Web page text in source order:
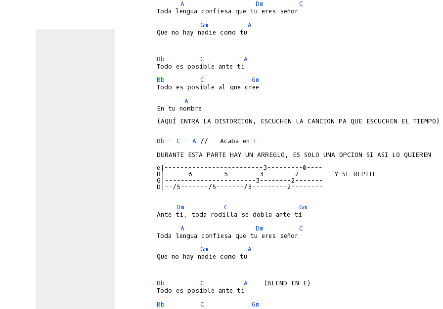
A Dm
C
Gm
A
Que no hay nadie como tu
Bb C
A
Bb
C
Gm
A
En tu nombre
(AQUÍ ENTRA LA DISTORCION, ESCUCHEN LA CANCION PA QUE ESCUCHEN EL TIEMPO)
Bb - C - A //   Acaba en F
DURANTE ESTA PARTE HAY UN ARREGLO, ES SOLO UNA OPCION SI ASI LO QUIEREN
e|-------------------------3---------0----
B|------6--------5--------3--------2------   Y SE REPITE
G|-----------------------3--------2-------
D|--/5-------/5-------/3---------2--------
Dm C
Gm
A
Dm
C
Gm
A
Que no hay nadie como tu
Bb C A
    (BLEND EN E)
Bb
C
Gm